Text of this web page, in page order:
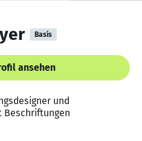
Basis
ansehen
und
Beschriftungen